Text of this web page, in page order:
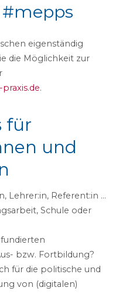
eigenständig
die Möglichkeit zur
.
für
und
Lehrer:in, Referent:in …
Schule oder
bzw. Fortbildung?
für die politische und
von (digitalen)